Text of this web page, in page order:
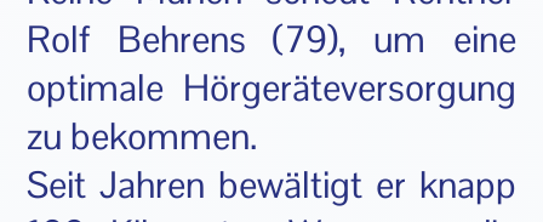
Rolf Behrens (79), um eine
optimale Hörgeräteversorgung
zu bekommen.
Seit Jahren bewältigt er knapp